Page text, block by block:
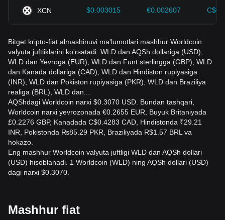
XCN $0.003015 €0.002607
Bitget kripto-fiat almashinuvi ma'lumotlari mashhur Worldcoin
valyuta juftliklarini ko'rsatadi: WLD dan AQSh dollariga (USD),
WLD dan Yevroga (EUR), WLD dan Funt sterlingga (GBP), WLD
dan Kanada dollariga (CAD), WLD dan Hindiston rupiyasiga
(INR), WLD dan Pokiston rupiyasiga (PKR), WLD dan Braziliya
realiga (BRL), WLD dan...
AQShdagi Worldcoin narxi $0.3070 USD. Bundan tashqari,
Worldcoin narxi yevrozonada €0.2655 EUR, Buyuk Britaniyada
£0.2276 GBP, Kanadada C$0.4283 CAD, Hindistonda ₹29.21
INR, Pokistonda ₨85.29 PKR, Braziliyada R$1.57 BRL va
hokazo.
Eng mashhur Worldcoin valyuta juftligi WLD dan AQSh dollari
(USD) hisoblanadi. 1 Worldcoin (WLD) ning AQSh dollari (USD)
dagi narxi $0.3070.
Mashhur fiat